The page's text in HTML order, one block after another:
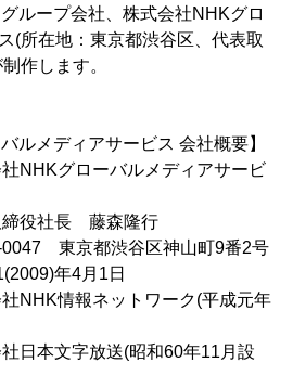
ループ会社、株式会社NHKグロ
(所在地：東京都渋谷区、代表取
作します。
ルメディアサービス 会社概要】
グローバルメディアサービ
役社長 藤森隆行
東京都渋谷区神山町9番2号
年4月1日
ネットワーク(平成元年
放送(昭和60年11月設